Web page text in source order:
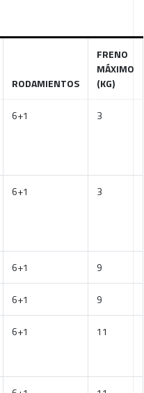
RODAMIENTOS
FRENO
MÁXIMO
(KG)
6+1 3
6+1 3
6+1 9
6+1 9
6+1 11